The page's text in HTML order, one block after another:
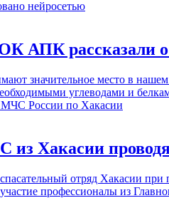
АПК рассказали о
значительное место в
углеводами и
Хакасии
отряд Хакасии
профессионалы из